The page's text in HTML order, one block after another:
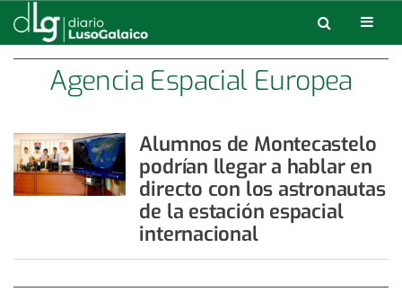
Agencia Espacial Europea
Alumnos de Montecastelo
podrían llegar a hablar en
directo con los astronautas
de la estación espacial
internacional